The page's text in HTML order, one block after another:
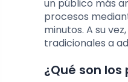
un público más
procesos
minutos. A su
tradicionales a
¿Qué son